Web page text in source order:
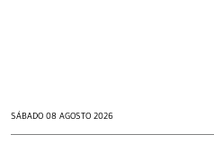
SÁBADO 08 AGOSTO 2026